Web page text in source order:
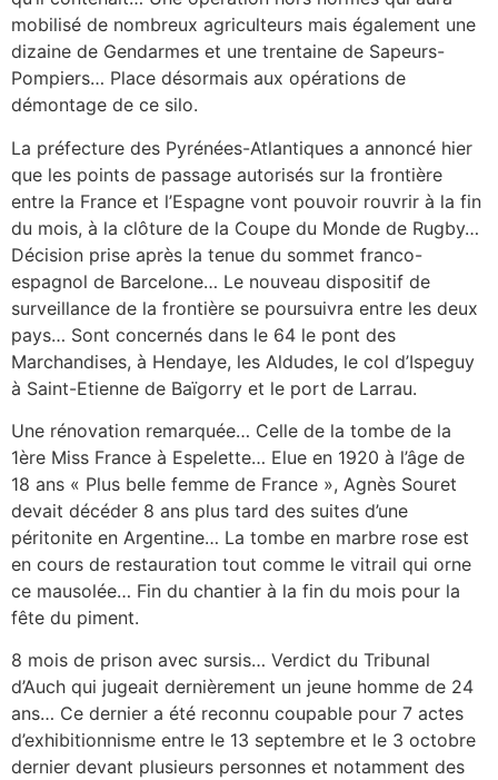
mobilisé de nombreux agriculteurs mais également une
dizaine de Gendarmes et une trentaine de Sapeurs-
Pompiers… Place désormais aux opérations de
démontage de ce silo.
La préfecture des Pyrénées-Atlantiques a annoncé hier
que les points de passage autorisés sur la frontière
entre la France et l’Espagne vont pouvoir rouvrir à la fin
du mois, à la clôture de la Coupe du Monde de Rugby…
Décision prise après la tenue du sommet franco-
espagnol de Barcelone… Le nouveau dispositif de
surveillance de la frontière se poursuivra entre les deux
pays… Sont concernés dans le 64 le pont des
Marchandises, à Hendaye, les Aldudes, le col d’Ispeguy
à Saint-Etienne de Baïgorry et le port de Larrau.
Une rénovation remarquée… Celle de la tombe de la
1ère Miss France à Espelette… Elue en 1920 à l’âge de
18 ans « Plus belle femme de France », Agnès Souret
devait décéder 8 ans plus tard des suites d’une
péritonite en Argentine… La tombe en marbre rose est
en cours de restauration tout comme le vitrail qui orne
ce mausolée… Fin du chantier à la fin du mois pour la
fête du piment.
8 mois de prison avec sursis… Verdict du Tribunal
d’Auch qui jugeait dernièrement un jeune homme de 24
ans… Ce dernier a été reconnu coupable pour 7 actes
d’exhibitionnisme entre le 13 septembre et le 3 octobre
dernier devant plusieurs personnes et notamment des